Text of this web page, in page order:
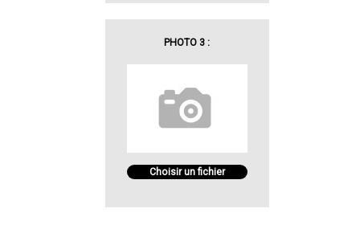
PHOTO 3 :
Choisir un fichier